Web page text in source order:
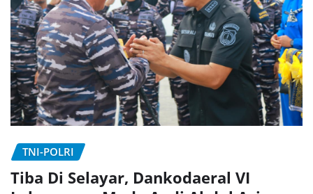
TNI-POLRI
Tiba Di Selayar, Dankodaeral VI